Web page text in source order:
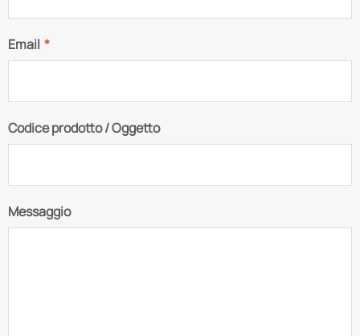
Email *
Codice prodotto / Oggetto
Messaggio